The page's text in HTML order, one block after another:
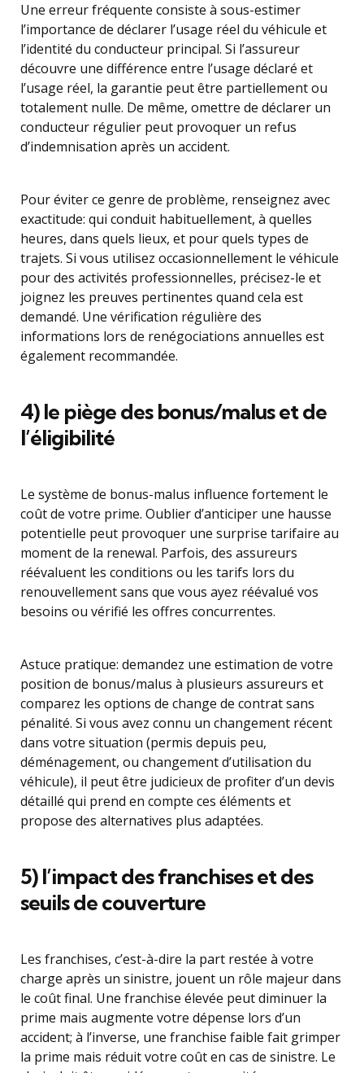
Une erreur fréquente consiste à sous-estimer
l’importance de déclarer l’usage réel du véhicule et
l’identité du conducteur principal. Si l’assureur
découvre une différence entre l’usage déclaré et
l’usage réel, la garantie peut être partiellement ou
totalement nulle. De même, omettre de déclarer un
conducteur régulier peut provoquer un refus
d’indemnisation après un accident.
Pour éviter ce genre de problème, renseignez avec
exactitude: qui conduit habituellement, à quelles
heures, dans quels lieux, et pour quels types de
trajets. Si vous utilisez occasionnellement le véhicule
pour des activités professionnelles, précisez-le et
joignez les preuves pertinentes quand cela est
demandé. Une vérification régulière des
informations lors de renégociations annuelles est
également recommandée.
4) le piège des bonus/malus et de
l’éligibilité
Le système de bonus-malus influence fortement le
coût de votre prime. Oublier d’anticiper une hausse
potentielle peut provoquer une surprise tarifaire au
moment de la renewal. Parfois, des assureurs
réévaluent les conditions ou les tarifs lors du
renouvellement sans que vous ayez réévalué vos
besoins ou vérifié les offres concurrentes.
Astuce pratique: demandez une estimation de votre
position de bonus/malus à plusieurs assureurs et
comparez les options de change de contrat sans
pénalité. Si vous avez connu un changement récent
dans votre situation (permis depuis peu,
déménagement, ou changement d’utilisation du
véhicule), il peut être judicieux de profiter d’un devis
détaillé qui prend en compte ces éléments et
propose des alternatives plus adaptées.
5) l’impact des franchises et des
seuils de couverture
Les franchises, c’est-à-dire la part restée à votre
charge après un sinistre, jouent un rôle majeur dans
le coût final. Une franchise élevée peut diminuer la
prime mais augmente votre dépense lors d’un
accident; à l’inverse, une franchise faible fait grimper
la prime mais réduit votre coût en cas de sinistre. Le